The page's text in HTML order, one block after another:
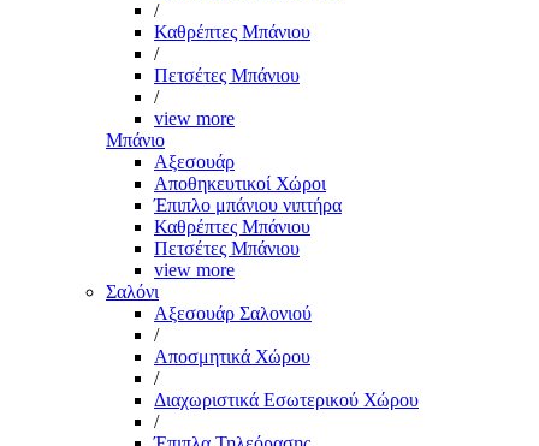
/
Καθρέπτες Μπάνιου
/
Πετσέτες Μπάνιου
/
view more
Μπάνιο
Αξεσουάρ
Αποθηκευτικοί Χώροι
Έπιπλο μπάνιου νιπτήρα
Καθρέπτες Μπάνιου
Πετσέτες Μπάνιου
view more
Σαλόνι
Αξεσουάρ Σαλονιού
/
Αποσμητικά Χώρου
/
Διαχωριστικά Εσωτερικού Χώρου
/